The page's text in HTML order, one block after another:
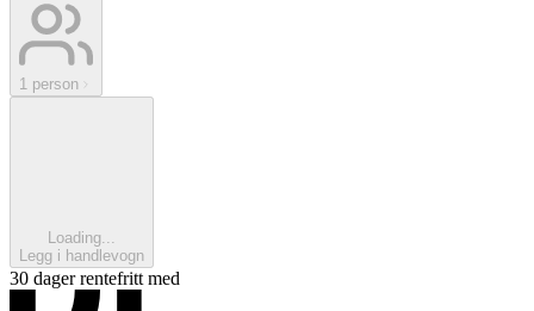
1 person
Loading...
Legg i handlevogn
30 dager rentefritt med